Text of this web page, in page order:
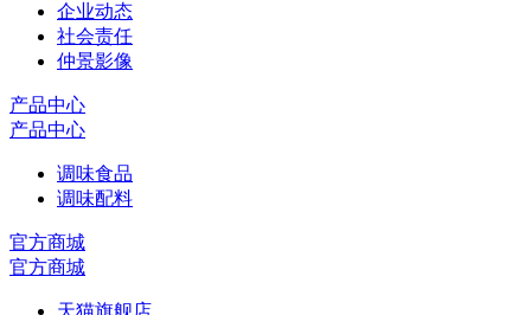
企业动态
社会责任
仲景影像
产品中心
产品中心
调味食品
调味配料
官方商城
官方商城
天猫旗舰店